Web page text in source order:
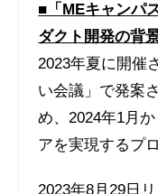
■「MEキャンパ
ダクト開発の背
2023年夏に開催
い会議」で発案
め、2024年1月
アを実現するプ
2023年8月29日リ